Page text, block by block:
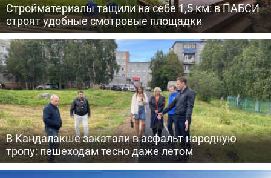
Стройматериалы тащили на себе 1,5 км: в ПАБСИ
строят удобные смотровые площадки
В Кандалакше закатали в асфальт народную
тропу: пешеходам тесно даже летом